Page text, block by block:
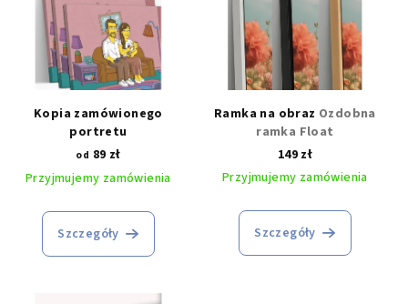
Wprowadzamy ewentualne poprawki → Ty zatwierdzasz karykaturę
→ My ją drukujemy, a Ty otrzymujesz gotowy obrazek, który
zachwyci i rozbawi!
I pamiętaj- każdą karykaturę rysujemy ręcznie, kładąc nacisk na
będzie oryginalny!
Dostawa w ciągu 5 - 10 dni roboczych | Jakość gwarantowana
oryginalny!
Zobacz, jakie inne style Karykatury ze Zdjęcia są
malowane:
Karykatura Comedia
Kopia zamówionego
portretu
od 89 zł
Przyjmujemy zamówienia
Szczegóły
Ramka na obraz Ozdobna
ramka Float
149 zł
Przyjmujemy zamówienia
Szczegóły